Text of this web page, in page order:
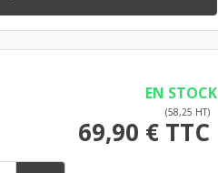
EN STOCK
(58,25 HT)
69,90 € TTC